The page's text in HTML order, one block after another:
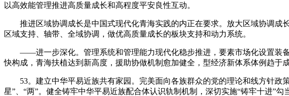
以高效能管理推进高质量成长和高程度平安良性互动。
推进区域协调成长是中国式现代化青海实践的内正在要求。放大区域协调成
区域支持、轴带、全域协调，做优高质量成长的板块支持和动力系统。
——进一步深化。管理系统和管理能力现代化稳步推进，要素市场化设置装备
快构成，青海扶植达到新高度，援助协做机制愈加健全，型经济新体系体例趋于
53。建立中华平易近族共有家园。完美面向各族群众的党的理论和线方针政
星”、“两”。健全铸牢中华平易近族配合体认识轨制机制，深切实施“铸牢十进”